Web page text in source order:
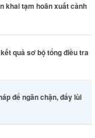
khai tạm hoãn xuất cảnh
quả sơ bộ tổng điều tra
để ngăn chặn, đẩy lùi